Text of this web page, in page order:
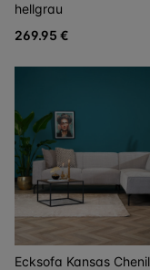
hellgrau
269.95 €
Ecksofa Kansas